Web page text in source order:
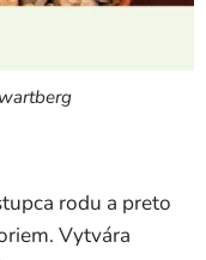
rodu a preto
Vytvára